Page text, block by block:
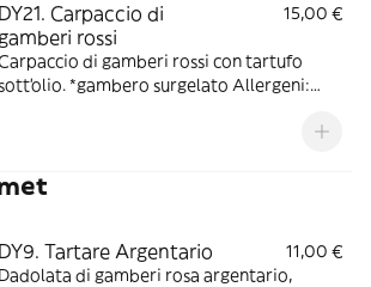
DY21. Carpaccio di
gamberi rossi
15,00 €
di gamberi rossi con tartufo
*gambero surgelato Allergeni:
DY9. Tartare Argentario
11,00 €
Dadolata di gamberi rosa argentario,